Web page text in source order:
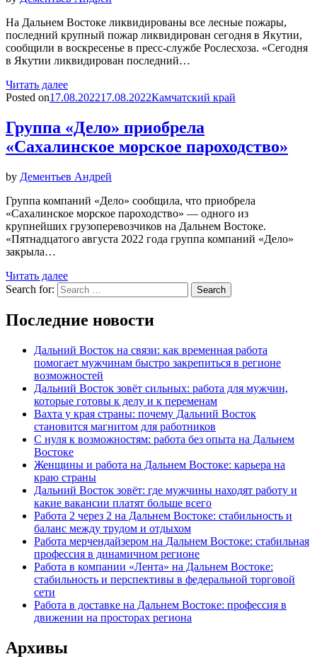
На Дальнем Востоке ликвидированы все лесные пожары,
последний крупный пожар ликвидирован сегодня в Якутии,
сообщили в воскресенье в пресс-службе Рослесхоза. «Сегодня
в Якутии ликвидирован последний…
Читать далее
Posted on17.08.202217.08.2022Камчатский край
Группа «Дело» приобрела
«Сахалинское морское пароходство»
by Дементьев Андрей
Группа компаний «Дело» сообщила, что приобрела
«Сахалинское морское пароходство» — одного из
крупнейших грузоперевозчиков на Дальнем Востоке.
«Пятнадцатого августа 2022 года группа компаний «Дело»
закрыла…
Читать далее
Search for:
Search
Последние новости
Дальний Восток на связи: как временная работа
помогает мужчинам быстро закрепиться в регионе
возможностей
Дальний Восток зовёт сильных: работа для мужчин,
которые готовы к делу и к переменам
Вахта у края страны: почему Дальний Восток
становится магнитом для работников
С нуля к возможностям: работа без опыта на Дальнем
Востоке
Женщины и работа на Дальнем Востоке: карьера на
краю страны
Дальний Восток зовёт: где мужчины находят работу и
какие вакансии платят больше всего
Работа 2 через 2 на Дальнем Востоке: стабильность и
баланс между трудом и отдыхом
Работа мерчендайзером на Дальнем Востоке: стабильная
профессия в динамичном регионе
Работа в компании «Лента» на Дальнем Востоке:
стабильность и перспективы в федеральной торговой
сети
Работа в доставке на Дальнем Востоке: профессия в
движении на просторах региона
Архивы